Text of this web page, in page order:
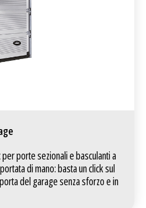
porte sezionali e basculanti a
di mano: basta un click sul
del garage senza sforzo e in